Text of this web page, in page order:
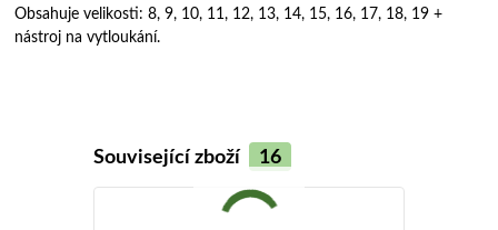
Obsahuje velikosti: 8, 9, 10, 11, 12, 13, 14, 15, 16, 17, 18, 19 +
nástroj na vytloukání.
Související zboží 16